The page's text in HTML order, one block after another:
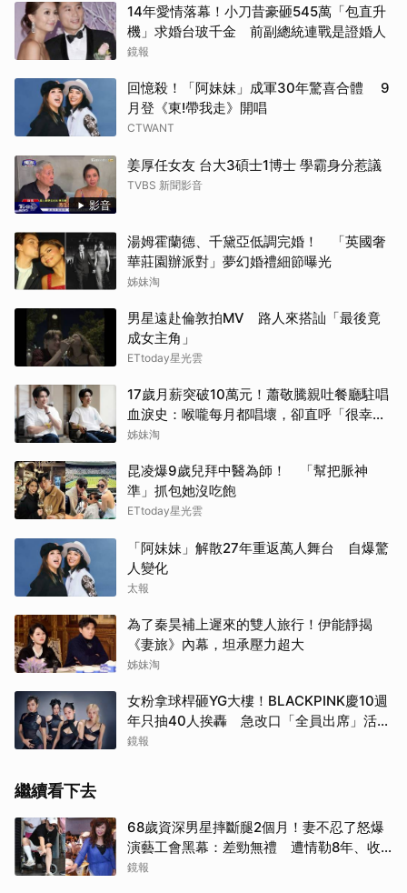
14年愛情落幕！小刀昔豪砸545萬「包直升
機」求婚台玻千金 前副總統連戰是證婚人
鏡報
回憶殺！「阿妹妹」成軍30年驚喜合體 9
月登《東!帶我走》開唱
CTWANT
影音
姜厚任女友 台大3碩士1博士 學霸身分惹議
TVBS 新聞影音
湯姆霍蘭德、千黛亞低調完婚！ 「英國奢
華莊園辦派對」夢幻婚禮細節曝光
姊妹淘
男星遠赴倫敦拍MV 路人來搭訕「最後竟
成女主角」
ETtoday星光雲
17歲月薪突破10萬元！蕭敬騰親吐餐廳駐唱
血淚史：喉嚨每月都唱壞，卻直呼「很幸
福」
姊妹淘
昆凌爆9歲兒拜中醫為師！ 「幫把脈神
準」抓包她沒吃飽
ETtoday星光雲
「阿妹妹」解散27年重返萬人舞台 自爆驚
人變化
太報
為了秦昊補上遲來的雙人旅行！伊能靜揭
《妻旅》內幕，坦承壓力超大
姊妹淘
女粉拿球桿砸YG大樓！BLACKPINK慶10週
年只抽40人挨轟 急改口「全員出席」活動
場地曝光了
鏡報
繼續看下去
68歲資深男星摔斷腿2個月！妻不忍了怒爆
演藝工會黑幕：差勁無禮 遭情勒8年、收
二手探病禮
鏡報